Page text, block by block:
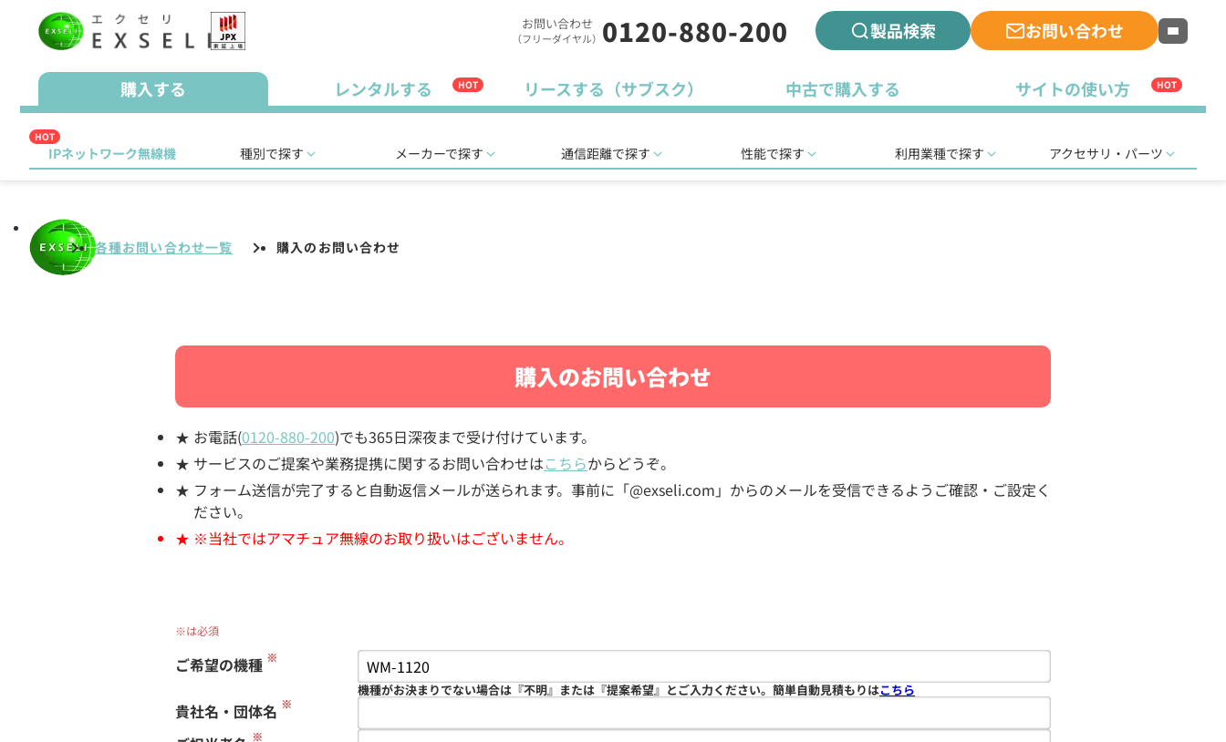
お問い合わせ
（フリーダイヤル） 0120-880-200 製品検索 お問い合わせ
購入する レンタルする HOT リースする（サブスク） 中古で購入する サイトの使い方 HOT
HOT
IPネットワーク無線機 種別で探す メーカーで探す 通信距離で探す 性能で探す 利用業種で探す アクセサリ・パーツ
各種お問い合わせ一覧 購入のお問い合わせ
購入のお問い合わせ
お電話(0120-880-200)でも365日深夜まで受け付けています。
サービスのご提案や業務提携に関するお問い合わせはこちらからどうぞ。
フォーム送信が完了すると自動返信メールが送られます。事前に「@exseli.com」からのメールを受信できるようご確認・ご設定く
ださい。
※当社ではアマチュア無線のお取り扱いはございません。
※は必須
ご希望の機種 ※
機種がお決まりでない場合は『不明』または『提案希望』とご入力ください。簡単自動見積もりはこちら
貴社名・団体名 ※
※